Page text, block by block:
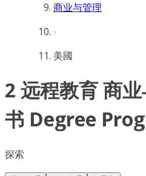
商业与管理
美國
2 远程教育 商
书 Degree
探索